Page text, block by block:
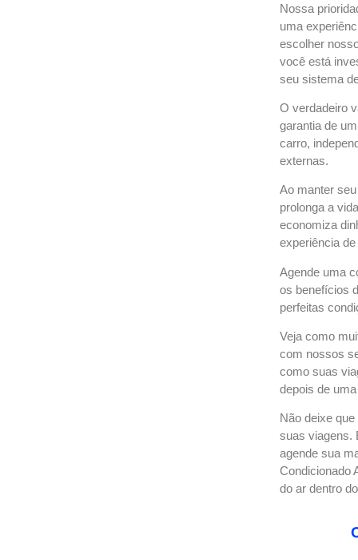
Nossa
uma
escolher
você está
seu sistema
O verdadeiro
garantia de
carro,
externas.
Ao manter
prolonga a
economiza
experiência
Agende uma
os benefícios
perfeitas
Veja como
com nossos
como suas
depois de
Não deixe
suas viagens.
agende sua
Condicionado
do ar dentro